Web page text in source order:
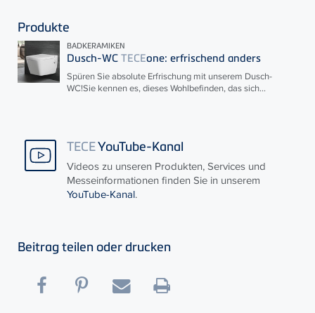
Produkte
BADKERAMIKEN
Dusch-WC TECEone: erfrischend anders
Spüren Sie absolute Erfrischung mit unserem Dusch-
WC!Sie kennen es, dieses Wohlbefinden, das sich...
TECEYouTube-Kanal
Videos zu unseren Produkten, Services und
Messeinformationen finden Sie in unserem
YouTube-Kanal.
Beitrag teilen oder drucken